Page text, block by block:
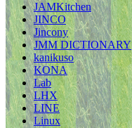
JAMKitchen
JINCO
Jincony
JMM DICTIONARY
kanikuso
KONA
Lab
LHX
LINE
Linux